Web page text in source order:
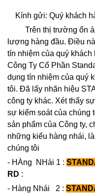
Kính gửi: Quý khách
Trên thị trường ổn
lượng hàng đầu. Điều
tín nhiệm của quý
Công Ty Cổ Phần
dụng tín nhiệm của quý
tôi. Đã lấy nhãn hiệu
công ty khác. Xét thấy
sự kiểm soát của chúng
sản phẩm của Công ty,
những kiểu hàng nhái,
chúng tôi
- HÀng NHái 1 :
RD :
- Hàng Nhái 2 :